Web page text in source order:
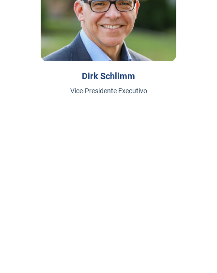
Dirk Schlimm
Vice-Presidente Executivo